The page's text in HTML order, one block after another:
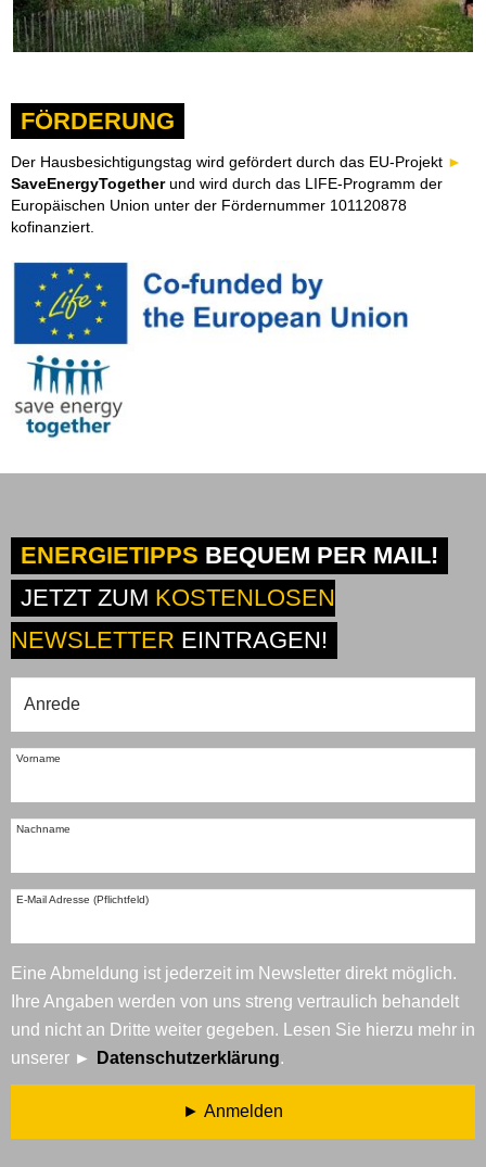
FÖRDERUNG
Der Hausbesichtigungstag wird gefördert durch das EU-Projekt
SaveEnergyTogetherund wird durch das LIFE-Programm der
Europäischen Union unter der Fördernummer 101120878
kofinanziert.
ENERGIETIPPS BEQUEM PER MAIL!
JETZT ZUM KOSTENLOSEN
NEWSLETTER EINTRAGEN!
Vorname
Nachname
E-Mail Adresse (Pflichtfeld)
Eine Abmeldung ist jederzeit im Newsletter direkt möglich.
Ihre Angaben werden von uns streng vertraulich behandelt
und nicht an Dritte weiter gegeben. Lesen Sie hierzu mehr in
unserer
Datenschutzerklärung.
Anmelden